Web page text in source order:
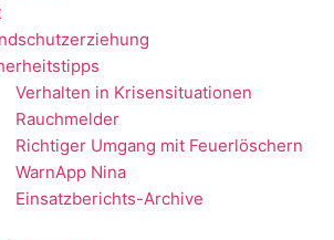
Verhalten in Krisensituationen
Rauchmelder
Richtiger Umgang mit Feuerlöschern
WarnApp Nina
Einsatzberichts-Archive